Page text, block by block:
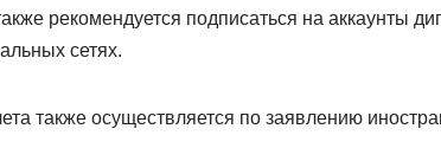
рекомендуется подписаться на аккаунты
сетях.
также осуществляется по заявлению